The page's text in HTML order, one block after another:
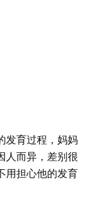
育过程，妈妈
人而异，差别很
用担心他的发育